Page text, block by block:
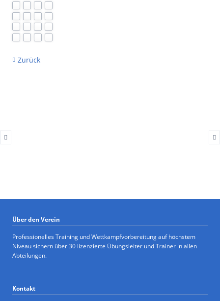
Zurück
Über den Verein
Professionelles Training und Wettkampfvorbereitung auf höchstem
Niveau sichern über 30 lizenzierte Übungsleiter und Trainer in allen
Abteilungen.
Kontakt